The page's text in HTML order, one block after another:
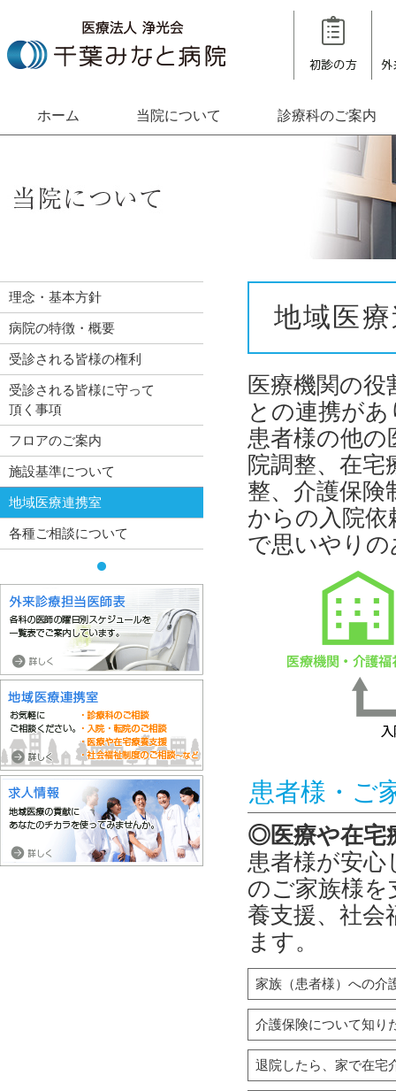
ホーム 当院について 診療科のご案内
理念・基本方針
病院の特徴・概要
受診される皆様の権利
受診される皆様に守って
頂く事項
フロアのご案内
施設基準について
地域医療連携室
各種ご相談について
地域医
医療機関の
との連携が
患者様の他の
院調整、在
整、介護保険
からの入院
で思いやり
患者様・ご
◎医療や在宅
患者様が安
のご家族様
養支援、社
ます。
家族（患者様）への介
介護保険について知り
退院したら、家で在